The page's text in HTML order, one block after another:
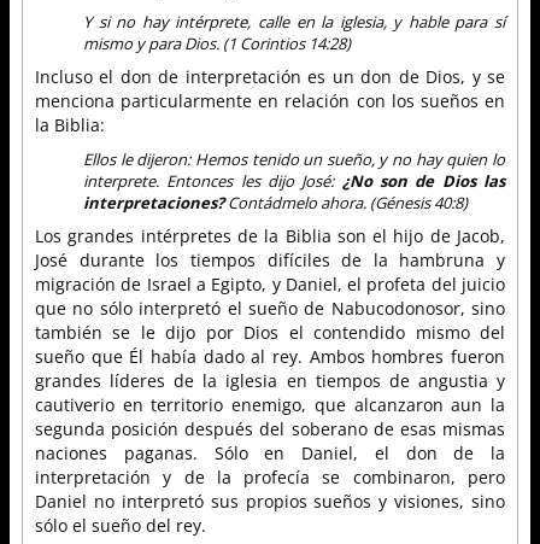
Y si no hay intérprete, calle en la iglesia, y hable para sí
mismo y para Dios. (1 Corintios 14:28)
Incluso el don de interpretación es un don de Dios, y se
menciona particularmente en relación con los sueños en
la Biblia:
Ellos le dijeron: Hemos tenido un sueño, y no hay quien lo
interprete. Entonces les dijo José: ¿No son de Dios las
interpretaciones?Contádmelo ahora. (Génesis 40:8)
Los grandes intérpretes de la Biblia son el hijo de Jacob,
José durante los tiempos difíciles de la hambruna y
migración de Israel a Egipto, y Daniel, el profeta del juicio
que no sólo interpretó el sueño de Nabucodonosor, sino
también se le dijo por Dios el contendido mismo del
sueño que Él había dado al rey. Ambos hombres fueron
grandes líderes de la iglesia en tiempos de angustia y
cautiverio en territorio enemigo, que alcanzaron aun la
segunda posición después del soberano de esas mismas
naciones paganas. Sólo en Daniel, el don de la
interpretación y de la profecía se combinaron, pero
Daniel no interpretó sus propios sueños y visiones, sino
sólo el sueño del rey.